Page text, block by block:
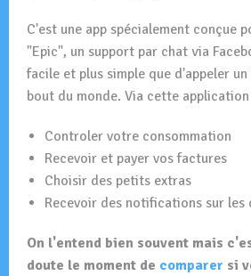
C'est une app spécialement conçue
"Epic", un support par chat via
facile et plus simple que d'appeler
bout du monde. Via cette application
Controler votre consommation
Recevoir et payer vos factures
Choisir des petits extras
Recevoir des notifications sur les
On l'entend bien souvent mais
doute le moment de comparer si